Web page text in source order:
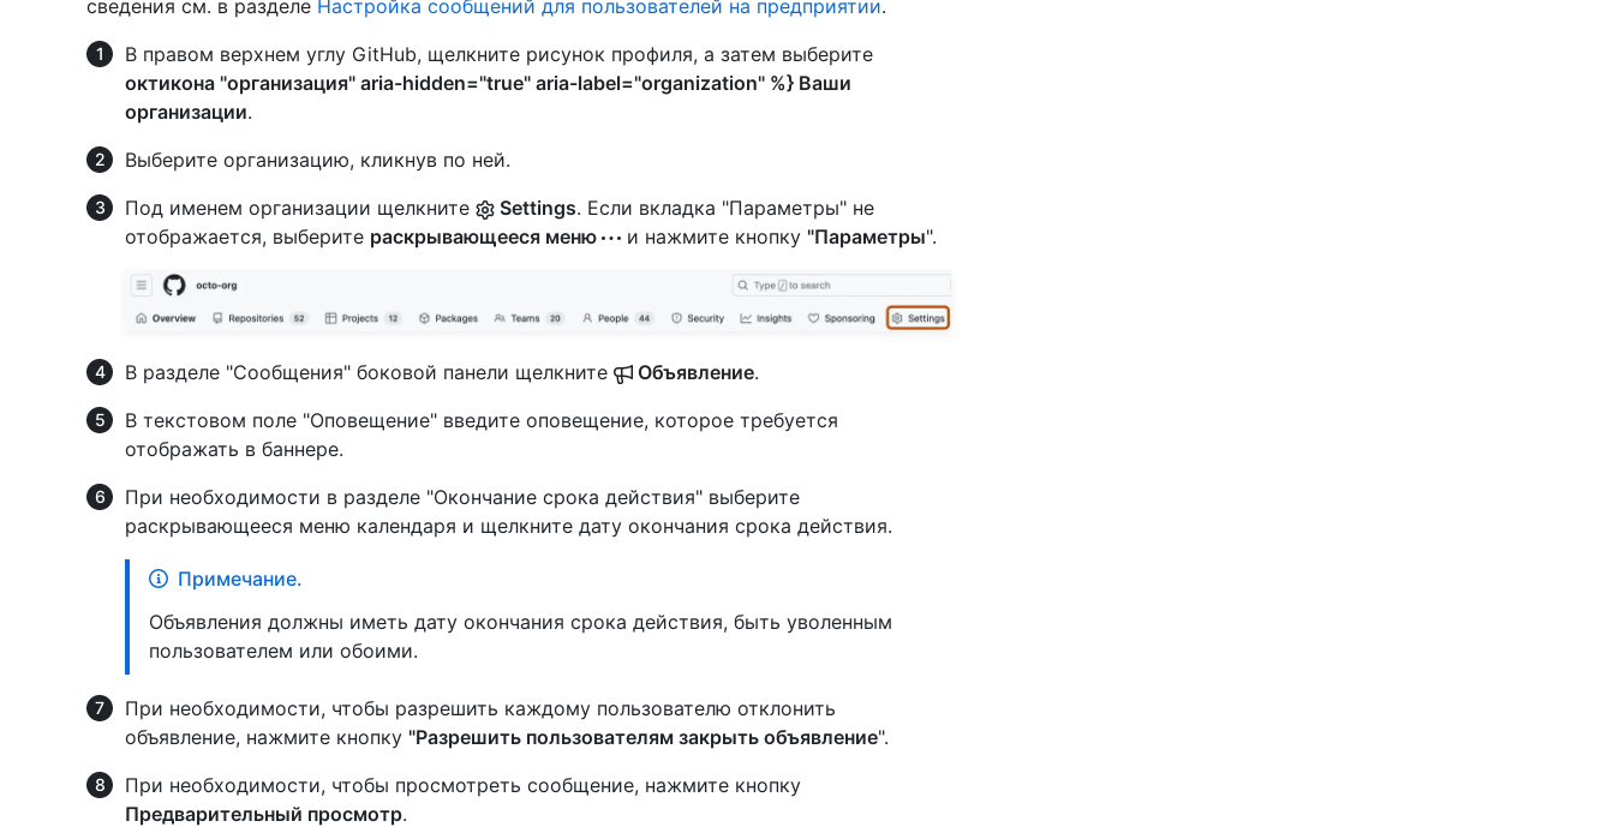
сведения см. в разделе Настройка сообщений для пользователей на предприятии.
В правом верхнем углу GitHub, щелкните рисунок профиля, а затем выберите
октикона "организация" aria-hidden="true" aria-label="organization" %} Ваши
организации.
Выберите организацию, кликнув по ней.
Под именем организации щелкните
Settings. Если вкладка "Параметры" не
отображается, выберите раскрывающееся меню и нажмите кнопку "Параметры".
В разделе "Сообщения" боковой панели щелкните Объявление.
В текстовом поле "Оповещение" введите оповещение, которое требуется
отображать в баннере.
При необходимости в разделе "Окончание срока действия" выберите
раскрывающееся меню календаря и щелкните дату окончания срока действия.
Примечание.
Объявления должны иметь дату окончания срока действия, быть уволенным
пользователем или обоими.
При необходимости, чтобы разрешить каждому пользователю отклонить
объявление, нажмите кнопку "Разрешить пользователям закрыть объявление".
При необходимости, чтобы просмотреть сообщение, нажмите кнопку
Предварительный просмотр.